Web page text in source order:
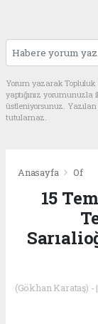
Yorum yazarak Topluluk
yaptığınız
üstleniyorsunuz.
tutulamaz.
Anasayfa Of
15
(Gökhan Karataş) -